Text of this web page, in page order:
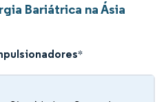
Bariátrica na Ásia
*